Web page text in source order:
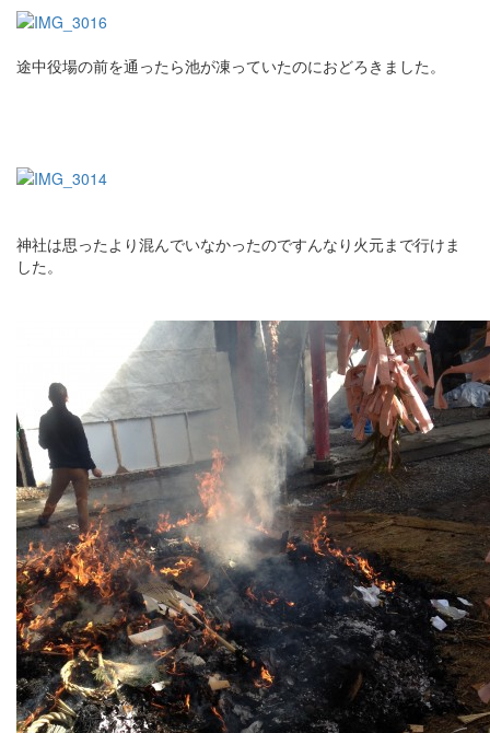
途中役場の前を通ったら池が凍っていたのにおどろきました。
神社は思ったより混んでいなかったのですんなり火元まで行けま
した。